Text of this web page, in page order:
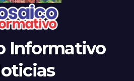
Informativo